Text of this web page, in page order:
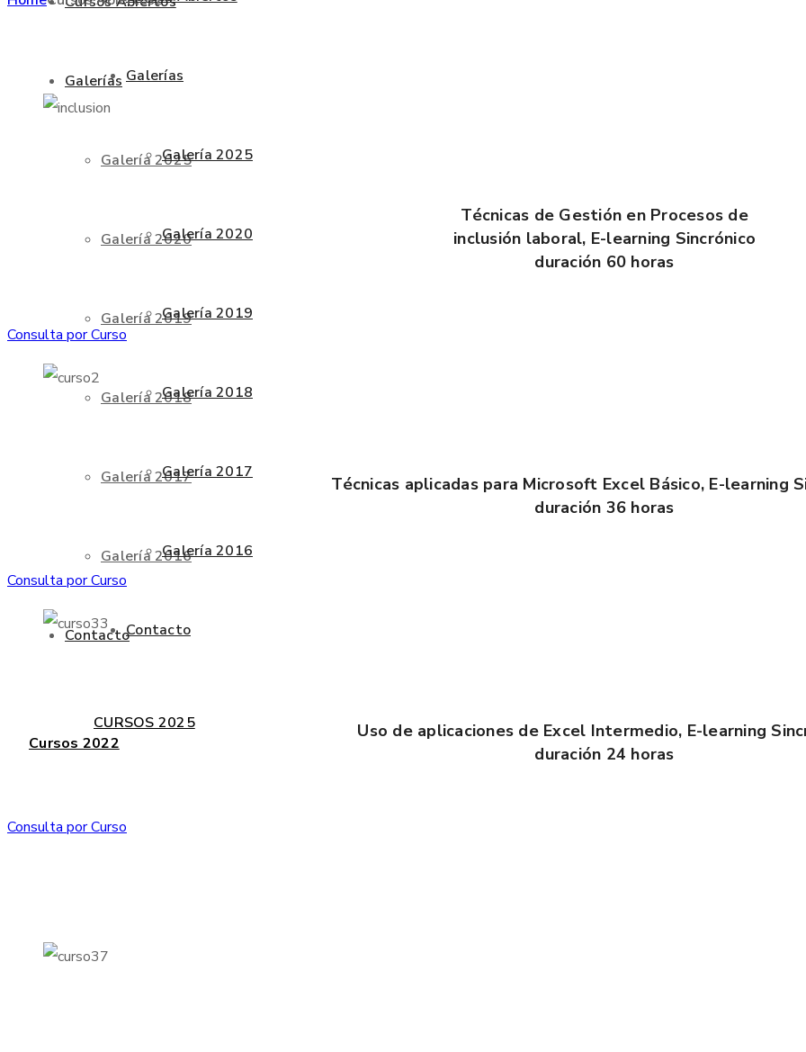
Galerías
Galería 2025
Galería 2020
Galería 2019
Galería 2018
Galería 2017
Galería 2016
Contacto
Cursos 2022
Galerías
Galería 2025
Galería 2020
Galería 2019
Galería 2018
Galería 2017
Galería 2016
Contacto
CURSOS 2025
Técnicas de Gestión en Procesos de
inclusión laboral, E-learning Sincrónico
duración 60 horas
Consulta por Curso
Técnicas aplicadas para Microsoft Excel Básico, E-learning
duración 36 horas
Consulta por Curso
Uso de aplicaciones de Excel Intermedio, E-learning
duración 24 horas
Consulta por Curso